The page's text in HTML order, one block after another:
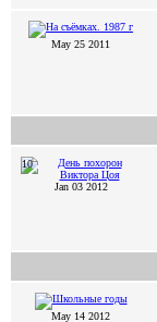
May 25 2011
10
Jan 03 2012
May 14 2012